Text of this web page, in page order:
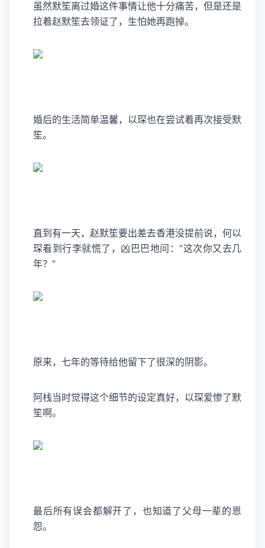
虽然默笙离过婚这件事情让他十分痛苦，但是还是
拉着赵默笙去领证了，生怕她再跑掉。
婚后的生活简单温馨，以琛也在尝试着再次接受默
笙。
直到有一天，赵默笙要出差去香港没提前说，何以
琛看到行李就慌了，凶巴巴地问：“这次你又去几
年？”
原来，七年的等待给他留下了很深的阴影。
阿栈当时觉得这个细节的设定真好，以琛爱惨了默
笙啊。
最后所有误会都解开了，也知道了父母一辈的恩
怨。